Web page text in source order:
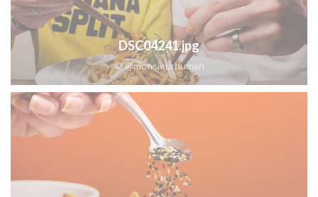
DSC04241.jpg
© @monsieurhuman